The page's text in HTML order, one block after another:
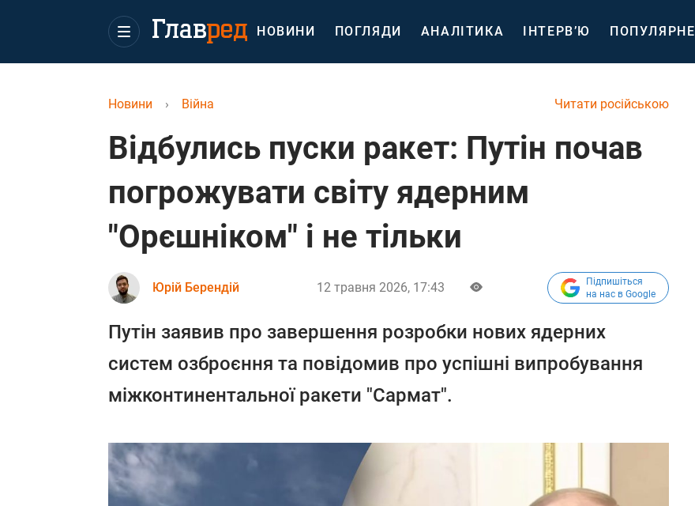
НОВИНИ ПОГЛЯДИ АНАЛІТИКА ІНТЕРВ’Ю ПОПУЛЯРНЕ
Читати російською
Новини › Війна
Відбулись пуски ракет: Путін почав
погрожувати світу ядерним
"Орєшніком" і не тільки
Юрій Берендій 12 травня 2026, 17:43
Підпишіться
на нас в Google
Путін заявив про завершення розробки нових ядерних
систем озброєння та повідомив про успішні випробування
міжконтинентальної ракети "Сармат".